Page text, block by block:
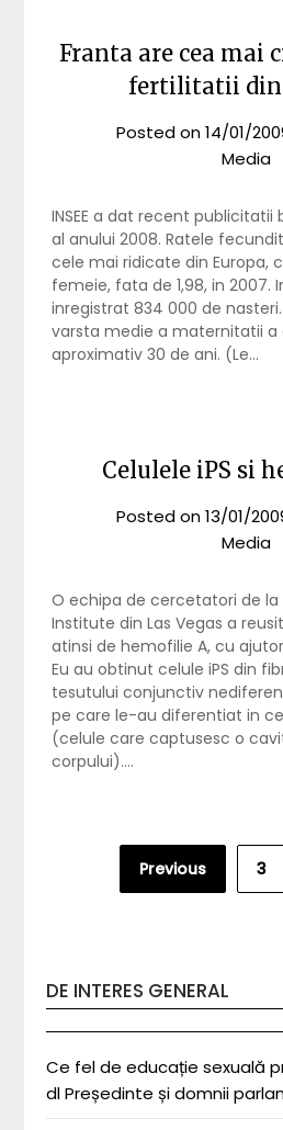
Franta are cea mai
fertilitatii din
Posted on14/01/
Media
INSEE a dat recent
al anului 2008. Ratele
cele mai ridicate din Europa,
femeie, fata de 1,98, in 2007.
inregistrat 834 000 de
varsta medie a maternitatii a
aproximativ 30 de ani. (Le…
Celulele iPS si
Posted on13/01/
Media
O echipa de cercetatori de la
Institute din Las Vegas a
atinsi de hemofilie A, cu
Eu au obtinut celule iPS din
tesutului conjunctiv
pe care le-au diferentiat in
(celule care captusesc o
corpului)….
pagination
Previous 3
DE INTERES GENERAL
Ce fel de educație sexuală
dl Președinte și domnii